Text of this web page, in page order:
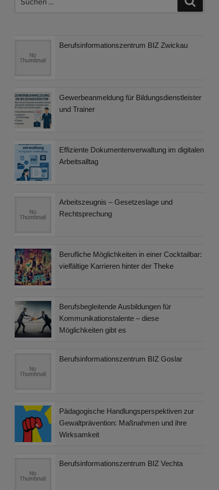
nach:
Berufsinformationszentrum BIZ Zwickau
Gewerbeanmeldung für Bildungsdienstleister
und Trainer
Effiziente Dokumentenverwaltung im digitalen
Arbeitsalltag
Arbeitszeugnis – Gesetzeslage und
Rechtsprechung
Berufliche Möglichkeiten in einer Cocktailbar:
vielfältige Karrieren hinter der Theke
Berufsbegleitende Ausbildungen für
Kommunikationstalente – diese
Möglichkeiten gibt es
Berufsinformationszentrum BIZ Goslar
Pädagogische Handlungsperspektiven zur
Gewaltprävention: Maßnahmen und ihre
Wirksamkeit
Berufsinformationszentrum BIZ Vechta